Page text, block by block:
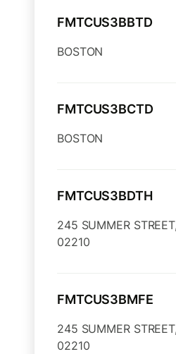
FMTCUS3BBTD
BOSTON
FMTCUS3BCTD
BOSTON
FMTCUS3BDTH
245 SUMMER
02210
FMTCUS3BMFE
245 SUMMER
02210